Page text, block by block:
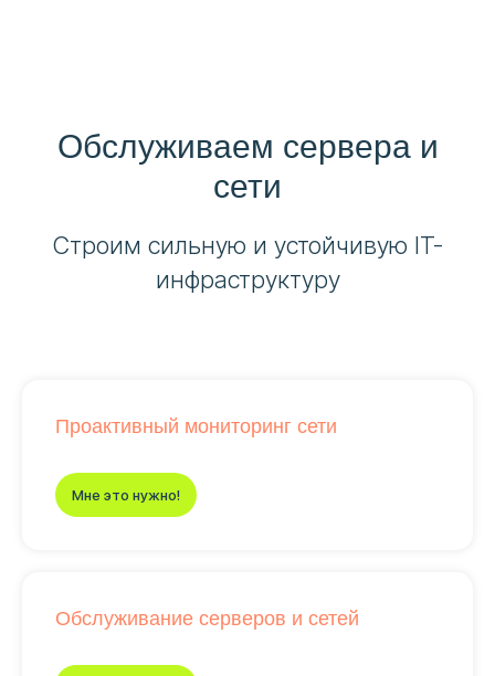
Обслуживаем сервера и
сети
Строим сильную и устойчивую IT-
инфраструктуру
Проактивный мониторинг сети
Мне это нужно!
Обслуживание серверов и сетей